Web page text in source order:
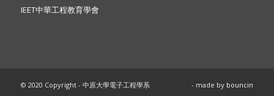
IEET中華工程教育學會
© 2020 Copyright - 中原大學電子工程學系 - made by bouncin